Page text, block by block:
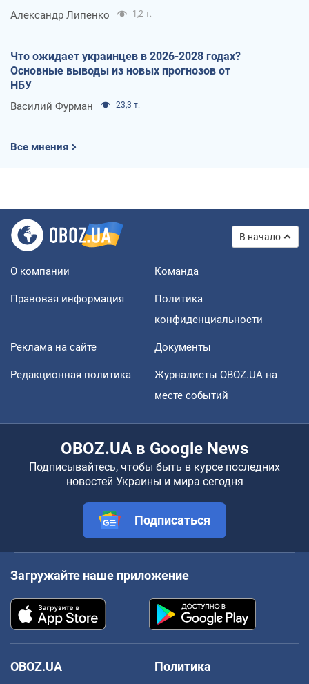
Александр Липенко 1,2 т.
Что ожидает украинцев в 2026-2028 годах?
Основные выводы из новых прогнозов от
НБУ
Василий Фурман 23,3 т.
Все мнения
В начало
О компании Команда
Правовая информация
Политика
конфиденциальности
Реклама на сайте Документы
Редакционная политика
Журналисты OBOZ.UA на
месте событий
OBOZ.UA в Google News
Подписывайтесь, чтобы быть в курсе последних
новостей Украины и мира сегодня
Подписаться
Загружайте наше приложение
OBOZ.UA
Политика